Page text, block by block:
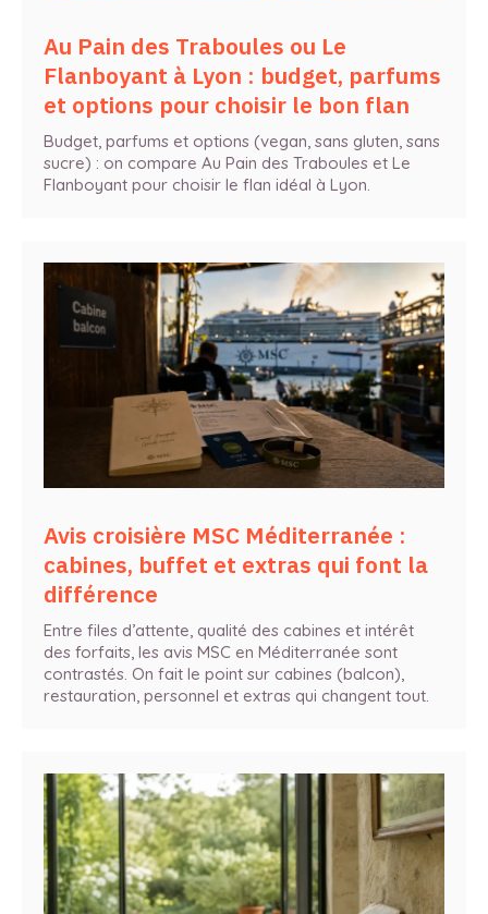
Au Pain des Traboules ou Le
Flanboyant à Lyon : budget, parfums
et options pour choisir le bon flan
Budget, parfums et options (vegan, sans gluten, sans
sucre) : on compare Au Pain des Traboules et Le
Flanboyant pour choisir le flan idéal à Lyon.
Avis croisière MSC Méditerranée :
cabines, buffet et extras qui font la
différence
Entre files d’attente, qualité des cabines et intérêt
des forfaits, les avis MSC en Méditerranée sont
contrastés. On fait le point sur cabines (balcon),
restauration, personnel et extras qui changent tout.